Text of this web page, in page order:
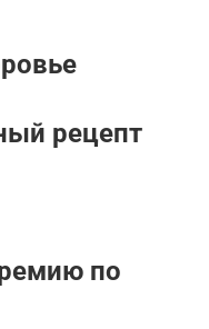
рецепт
по